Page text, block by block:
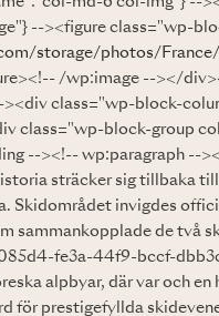
--><figure class="wp-
storage/photos/
/wp:image --></
class="wp-block-
class="wp-block-group
--><!-- wp:paragraph --
sträcker sig tillbaka
Skidområdet invigdes
sammankopplade de
fe3a-44f9-bccf-
alpbyar, där var och en
för prestigefyllda